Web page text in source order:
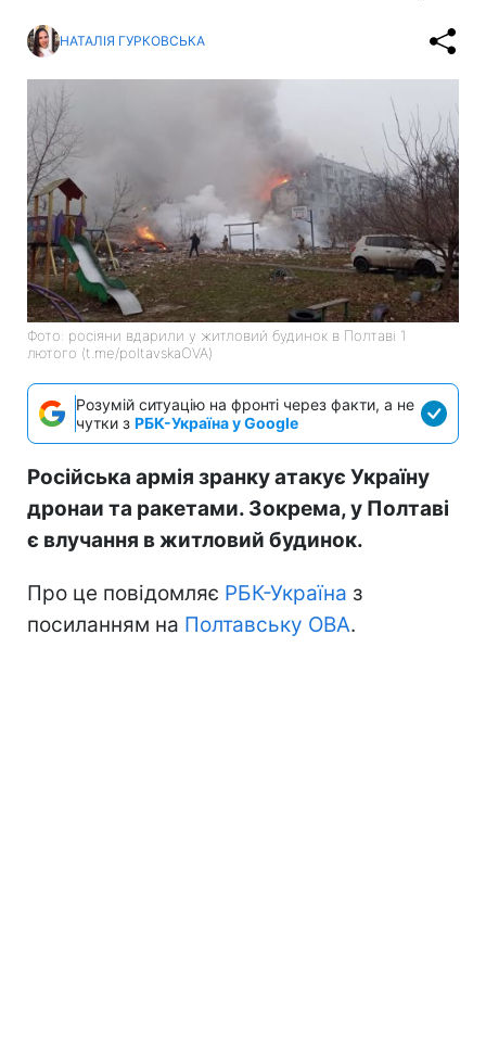
НАТАЛІЯ ГУРКОВСЬКА
Фото: росіяни вдарили у житловий будинок в Полтаві 1
лютого (t.me/poltavskaOVA)
Розумій ситуацію на фронті через факти, а не
чутки з РБК-Україна у Google
Російська армія зранку атакує Україну
дронаи та ракетами. Зокрема, у Полтаві
є влучання в житловий будинок.
Про це повідомляє РБК-Україна з
посиланням на Полтавську ОВА.